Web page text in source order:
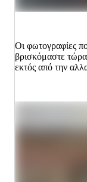
Οι φωτογραφίες
βρισκόμαστε
εκτός από την